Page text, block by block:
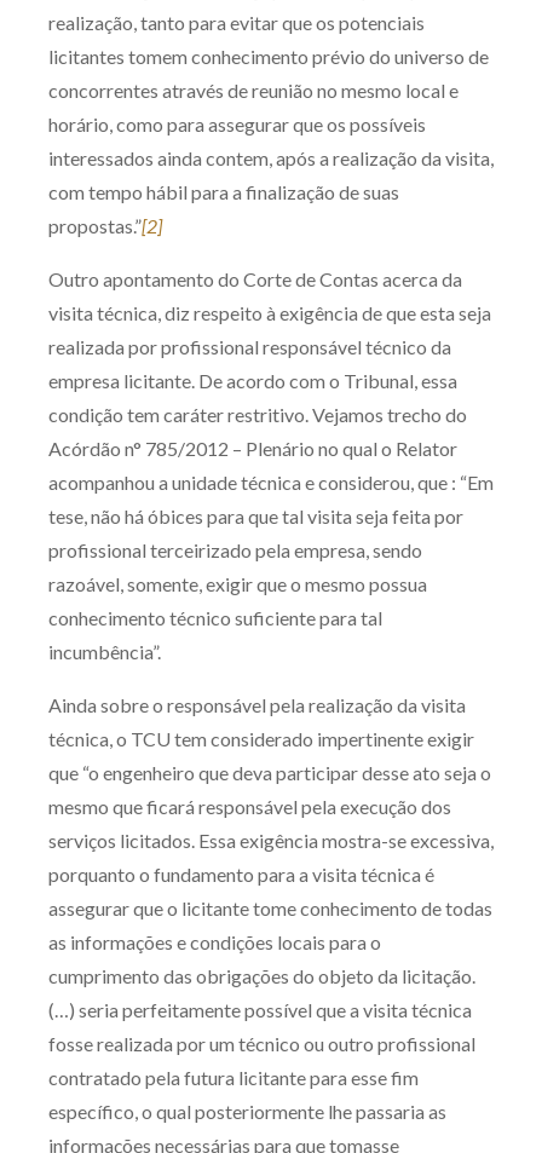
realização, tanto para evitar que os potenciais
licitantes tomem conhecimento prévio do universo de
concorrentes através de reunião no mesmo local e
horário, como para assegurar que os possíveis
interessados ainda contem, após a realização da visita,
com tempo hábil para a finalização de suas
propostas.”[2]
Outro apontamento do Corte de Contas acerca da
visita técnica, diz respeito à exigência de que esta seja
realizada por profissional responsável técnico da
empresa licitante. De acordo com o Tribunal, essa
condição tem caráter restritivo. Vejamos trecho do
Acórdão n° 785/2012 – Plenário no qual o Relator
acompanhou a unidade técnica e considerou, que : “Em
tese, não há óbices para que tal visita seja feita por
profissional terceirizado pela empresa, sendo
razoável, somente, exigir que o mesmo possua
conhecimento técnico suficiente para tal
incumbência”.
Ainda sobre o responsável pela realização da visita
técnica, o TCU tem considerado impertinente exigir
que “o engenheiro que deva participar desse ato seja o
mesmo que ficará responsável pela execução dos
serviços licitados. Essa exigência mostra-se excessiva,
porquanto o fundamento para a visita técnica é
assegurar que o licitante tome conhecimento de todas
as informações e condições locais para o
cumprimento das obrigações do objeto da licitação.
(…) seria perfeitamente possível que a visita técnica
fosse realizada por um técnico ou outro profissional
contratado pela futura licitante para esse fim
específico, o qual posteriormente lhe passaria as
informações necessárias para que tomasse